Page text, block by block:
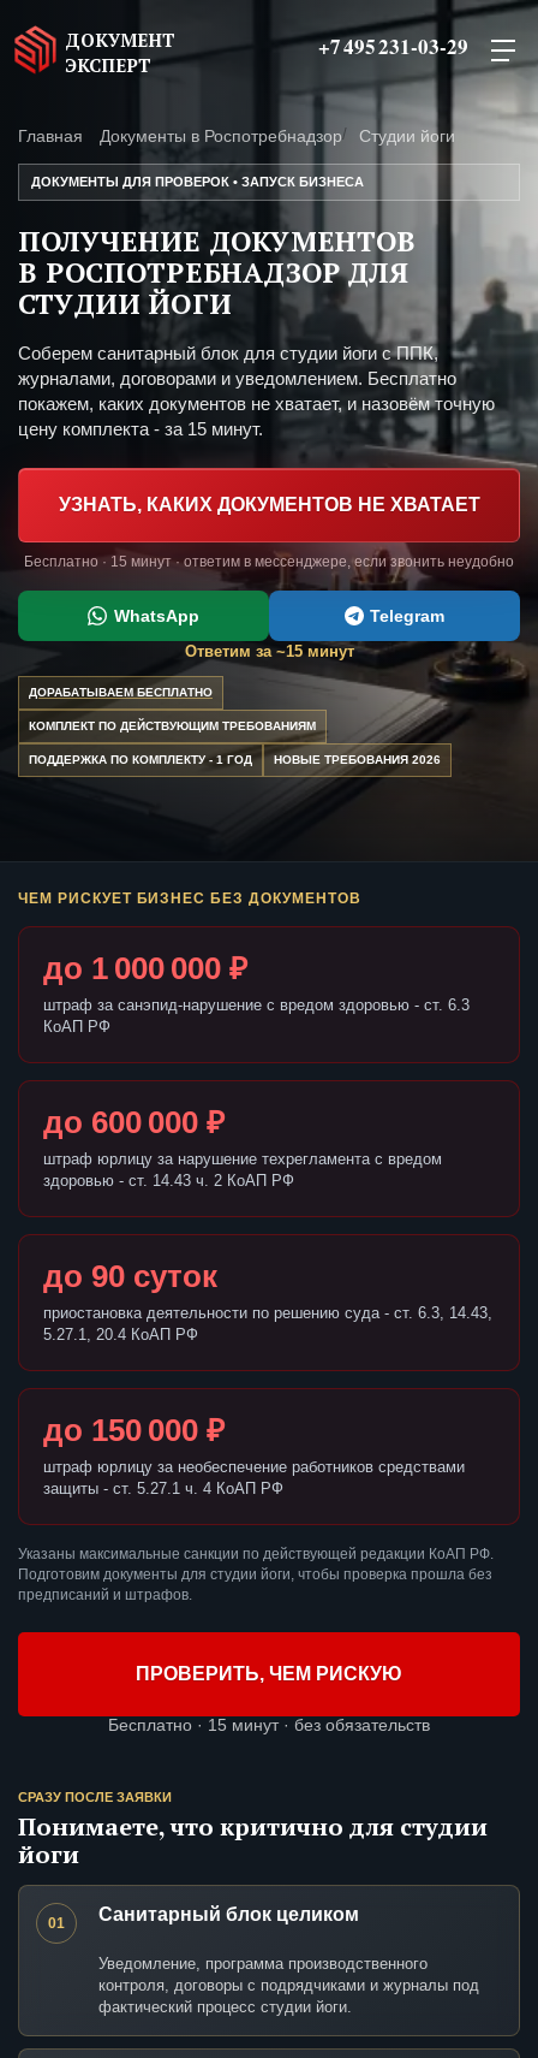
ДОКУМЕНТ
ЭКСПЕРТ
+7 495 231-03-29
Главная Документы в Роспотребнадзор Студии йоги
ДОКУМЕНТЫ ДЛЯ ПРОВЕРОК • ЗАПУСК БИЗНЕСА
ПОЛУЧЕНИЕ ДОКУМЕНТОВ
В РОСПОТРЕБНАДЗОР ДЛЯ
СТУДИИ ЙОГИ
Соберем санитарный блок для студии йоги с ППК,
журналами, договорами и уведомлением. Бесплатно
покажем, каких документов не хватает, и назовём точную
цену комплекта - за 15 минут.
УЗНАТЬ, КАКИХ ДОКУМЕНТОВ НЕ ХВАТАЕТ
Бесплатно · 15 минут · ответим в мессенджере, если звонить неудобно
WhatsApp Telegram
Ответим за ~15 минут
ДОРАБАТЫВАЕМ БЕСПЛАТНО
КОМПЛЕКТ ПО ДЕЙСТВУЮЩИМ ТРЕБОВАНИЯМ
ПОДДЕРЖКА ПО КОМПЛЕКТУ - 1 ГОД НОВЫЕ ТРЕБОВАНИЯ 2026
ЧЕМ РИСКУЕТ БИЗНЕС БЕЗ ДОКУМЕНТОВ
до 1 000 000 ₽
штраф за санэпид-нарушение с вредом здоровью - ст. 6.3
КоАП РФ
до 600 000 ₽
штраф юрлицу за нарушение техрегламента с вредом
здоровью - ст. 14.43 ч. 2 КоАП РФ
до 90 суток
приостановка деятельности по решению суда - ст. 6.3, 14.43,
5.27.1, 20.4 КоАП РФ
до 150 000 ₽
штраф юрлицу за необеспечение работников средствами
защиты - ст. 5.27.1 ч. 4 КоАП РФ
Указаны максимальные санкции по действующей редакции КоАП РФ.
Подготовим документы для студии йоги, чтобы проверка прошла без
предписаний и штрафов.
ПРОВЕРИТЬ, ЧЕМ РИСКУЮ
Бесплатно · 15 минут · без обязательств
СРАЗУ ПОСЛЕ ЗАЯВКИ
Понимаете, что критично для студии
йоги
01 Санитарный блок целиком
Уведомление, программа производственного
контроля, договоры с подрядчиками и журналы под
фактический процесс студии йоги.